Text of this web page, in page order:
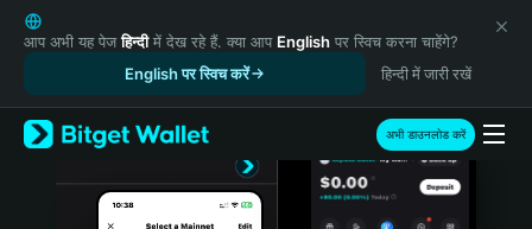
English
日本語
Русский
Español (Latinoamérica)
Türkçe
आप अभी यह पेजहिन्दीमें देख रहे हैं. क्या आप English पर स्विच करना चाहेंगे?
English पर स्विच करें
हिन्दी में जारी रखें
अभी डाउनलोड करें